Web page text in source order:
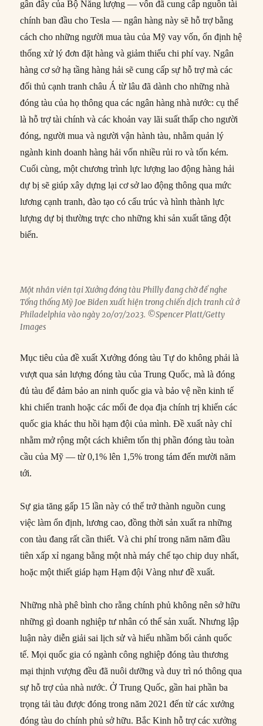
gần đây của Bộ Năng lượng — vốn đã cung cấp nguồn tài
chính ban đầu cho Tesla — ngân hàng này sẽ hỗ trợ bằng
cách cho những người mua tàu của Mỹ vay vốn, ổn định hệ
thống xử lý đơn đặt hàng và giảm thiểu chi phí vay. Ngân
hàng cơ sở hạ tầng hàng hải sẽ cung cấp sự hỗ trợ mà các
đối thủ cạnh tranh châu Á từ lâu đã dành cho những nhà
đóng tàu của họ thông qua các ngân hàng nhà nước: cụ thể
là hỗ trợ tài chính và các khoản vay lãi suất thấp cho người
đóng, người mua và người vận hành tàu, nhằm quản lý
ngành kinh doanh hàng hải vốn nhiều rủi ro và tốn kém.
Cuối cùng, một chương trình lực lượng lao động hàng hải
dự bị sẽ giúp xây dựng lại cơ sở lao động thông qua mức
lương cạnh tranh, đào tạo có cấu trúc và hình thành lực
lượng dự bị thường trực cho những khi sản xuất tăng đột
biến.
Một nhân viên tại Xưởng đóng tàu Philly đang chờ để nghe
Tổng thống Mỹ Joe Biden xuất hiện trong chiến dịch tranh cử ở
Philadelphia vào ngày 20/07/2023. ©Spencer Platt/Getty
Images
Mục tiêu của đề xuất Xưởng đóng tàu Tự do không phải là
vượt qua sản lượng đóng tàu của Trung Quốc, mà là đóng
đủ tàu để đảm bảo an ninh quốc gia và bảo vệ nền kinh tế
khi chiến tranh hoặc các mối đe dọa địa chính trị khiến các
quốc gia khác thu hồi hạm đội của mình. Đề xuất này chỉ
nhằm mở rộng một cách khiêm tốn thị phần đóng tàu toàn
cầu của Mỹ — từ 0,1% lên 1,5% trong tám đến mười năm
tới.
Sự gia tăng gấp 15 lần này có thể trở thành nguồn cung
việc làm ổn định, lương cao, đồng thời sản xuất ra những
con tàu đang rất cần thiết. Và chi phí trong năm năm đầu
tiên xấp xỉ ngang bằng một nhà máy chế tạo chip duy nhất,
hoặc một thiết giáp hạm Hạm đội Vàng như đề xuất.
Những nhà phê bình cho rằng chính phủ không nên sở hữu
những gì doanh nghiệp tư nhân có thể sản xuất. Nhưng lập
luận này diễn giải sai lịch sử và hiểu nhầm bối cảnh quốc
tế. Mọi quốc gia có ngành công nghiệp đóng tàu thương
mại thịnh vượng đều đã nuôi dưỡng và duy trì nó thông qua
sự hỗ trợ của nhà nước. Ở Trung Quốc, gần hai phần ba
trọng tải tàu được đóng trong năm 2021 đến từ các xưởng
đóng tàu do chính phủ sở hữu. Bắc Kinh hỗ trợ các xưởng